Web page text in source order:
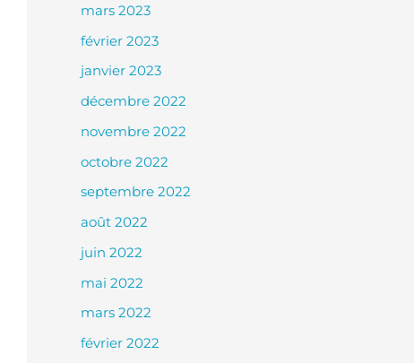
mars 2023
février 2023
janvier 2023
décembre 2022
novembre 2022
octobre 2022
septembre 2022
août 2022
juin 2022
mai 2022
mars 2022
février 2022